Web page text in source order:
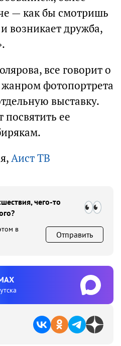
— как бы смотришь
возникает дружба,
все говорит о
фотопортрета
выставку.
посвятить ее
Аист ТВ
чего-то
в
Отправить